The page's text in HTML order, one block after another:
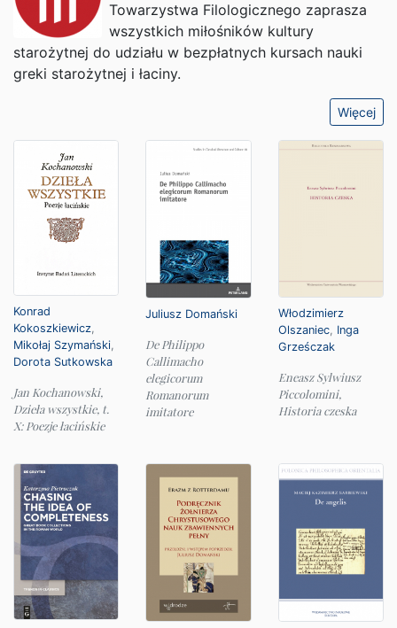
Konrad
Kokoszkiewicz,
Mikołaj Szymański,
Dorota Sutkowska
Jan Kochanowski,
Dzieła wszystkie, t.
X: Poezje łacińskie
Juliusz Domański
De Philippo
Callimacho
elegicorum
Romanorum
imitatore
Włodzimierz
Olszaniec, Inga
Grześczak
Eneasz Sylwiusz
Piccolomini,
Historia czeska
Towarzystwa Filologicznego zaprasza
wszystkich miłośników kultury
starożytnej do udziału w bezpłatnych kursach nauki
greki starożytnej i łaciny.
Więcej